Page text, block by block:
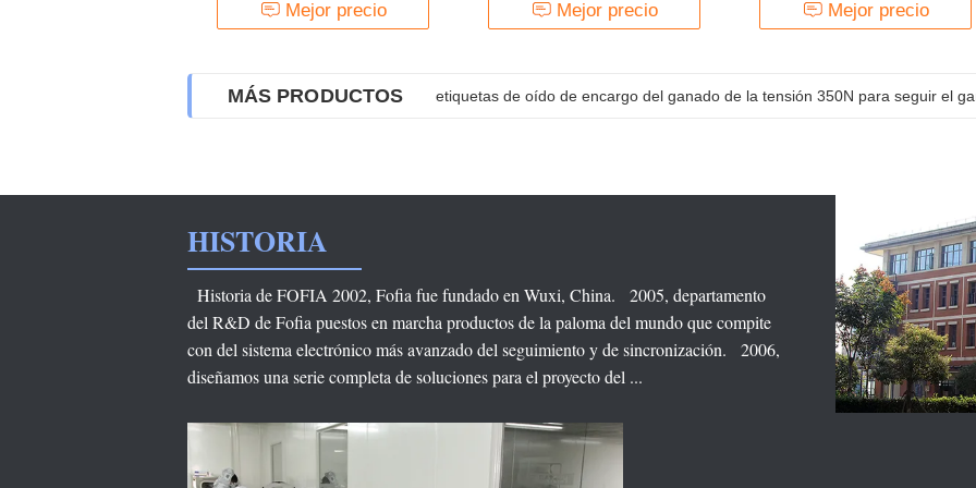
animal
Mejor precio conejo
Mejor precio del ganado
Mejor precio
MÁS PRODUCTOS etiquetas de oído de encargo del ganado de la tensión 350N para seguir el
Etiqueta de oído electrónica del animal RFID para el ganado/vaca, certificado
HISTORIA
Historia de FOFIA 2002, Fofia fue fundado en Wuxi, China. 2005, departamento
del R&D de Fofia puestos en marcha productos de la paloma del mundo que compite
con del sistema electrónico más avanzado del seguimiento y de sincronización. 2006,
diseñamos una serie completa de soluciones para el proyecto del ...